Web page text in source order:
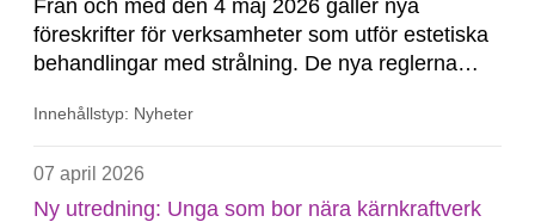
Från och med den 4 maj 2026 gäller nya
föreskrifter för verksamheter som utför estetiska
behandlingar med strålning. De nya reglerna
behandlingar med laser, IPL, ultraljud och annan
Strålsäkerhetsmyndigheten.
Innehållstyp: Nyheter
07 april 2026
Ny utredning: Unga som bor nära kärnkraftverk